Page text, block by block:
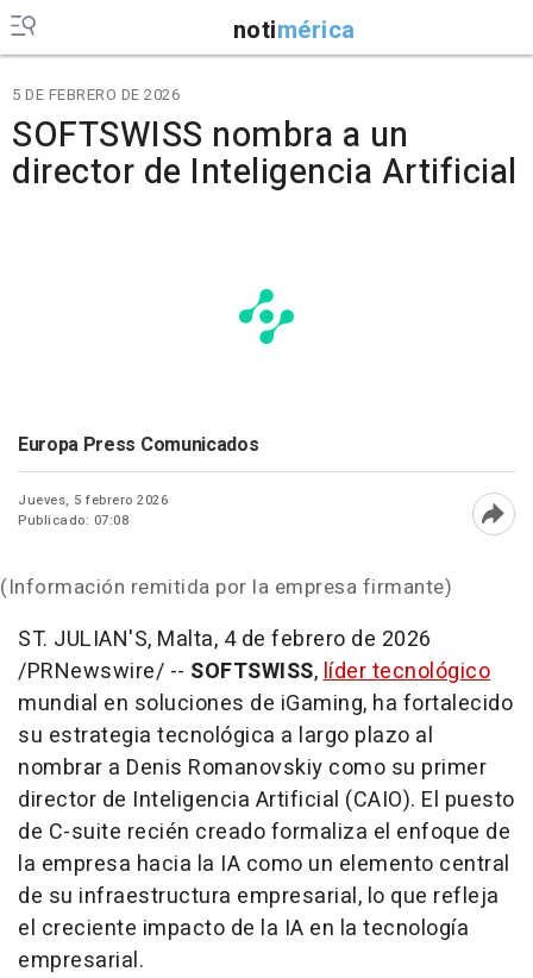
notimérica
5 DE FEBRERO DE 2026
SOFTSWISS nombra a un
director de Inteligencia Artificial
Europa Press Comunicados
Jueves, 5 febrero 2026
Publicado: 07:08
(Información remitida por la empresa firmante)
ST. JULIAN'S, Malta, 4 de febrero de 2026
/PRNewswire/ -- SOFTSWISS,líder tecnológico
mundial en soluciones de iGaming, ha fortalecido
su estrategia tecnológica a largo plazo al
nombrar a Denis Romanovskiy como su primer
director de Inteligencia Artificial (CAIO). El puesto
de C-suite recién creado formaliza el enfoque de
la empresa hacia la IA como un elemento central
de su infraestructura empresarial, lo que refleja
el creciente impacto de la IA en la tecnología
empresarial.